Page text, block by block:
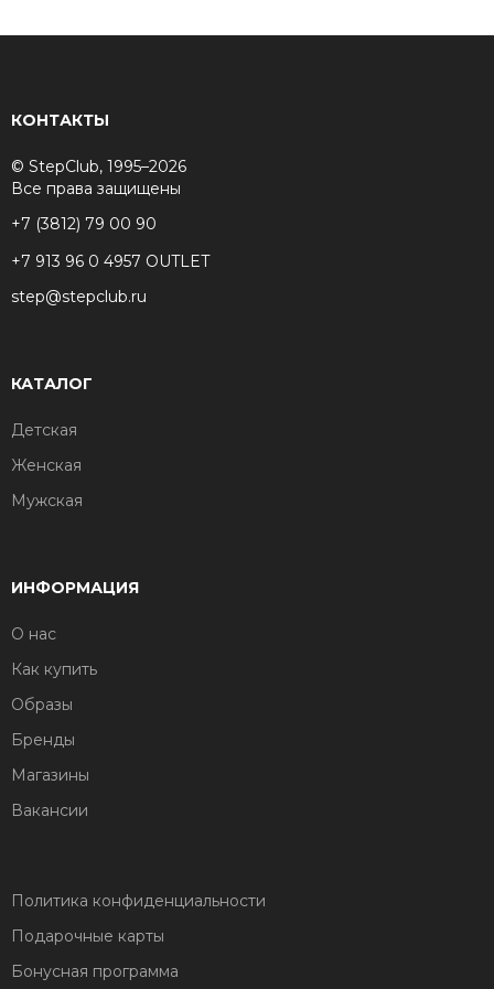
КОНТАКТЫ
© StepClub, 1995–2026
Все права защищены
+7 (3812) 79 00 90
+7 913 96 0 4957 OUTLET
step@stepclub.ru
КАТАЛОГ
Детская
Женская
Мужская
ИНФОРМАЦИЯ
О нас
Как купить
Образы
Бренды
Магазины
Вакансии
Политика конфиденциальности
Подарочные карты
Бонусная программа